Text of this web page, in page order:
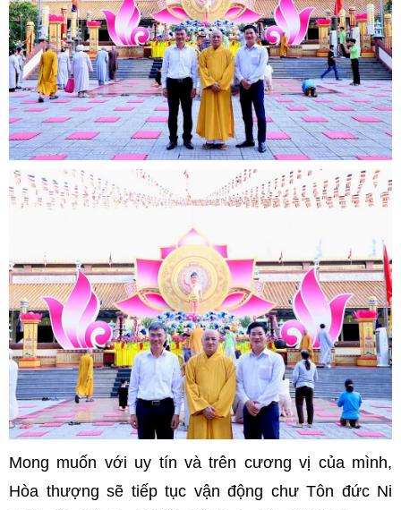
Mong muốn với uy tín và trên cương vị của mình,
Hòa thượng sẽ tiếp tục vận động chư Tôn đức Ni